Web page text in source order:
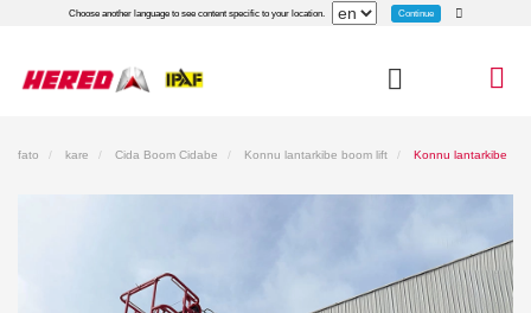
Choose another language to see content specific to your location. Continue
fato kare Cida Boom Cidabe Konnu lantarkibe boom lift